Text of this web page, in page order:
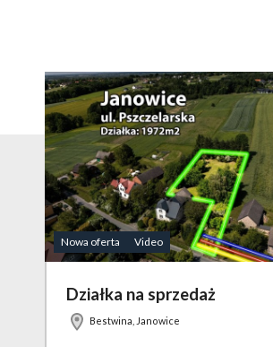
Nowa oferta Video
Działka na sprzedaż
Bestwina, Janowice